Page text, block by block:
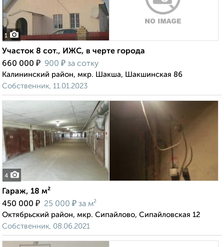
1
Участок 8 сот., ИЖС, в черте города
660 000 ₽ 900 ₽ за сотку
Калининский район, мкр. Шакша, Шакшинская 86
Собственник, 11.01.2023
4
Гараж, 18 м²
450 000 ₽ 25 000 ₽ за м²
Октябрьский район, мкр. Сипайлово, Сипайловская 12
Собственник, 08.06.2021